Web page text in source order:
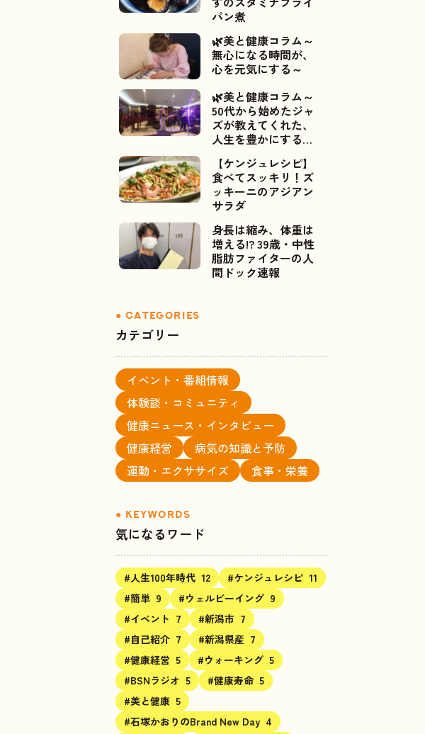
パン煮
🌿美と健康コラム～
無心になる時間が、
心を元気にする～
🌿美と健康コラム～
50代から始めたジャ
ズが教えてくれた、
人生を豊かにするご
【ケンジュレシピ】
食べてスッキリ！ズ
ッキーニのアジアン
サラダ
身長は縮み、体重は
増える!? 39歳・中性
脂肪ファイターの人
間ドック速報
カテゴリー
イベント・番組情報
体験談・コミュニティ
健康ニュース・インタビュー
健康経営
病気の知識と予防
運動・エクササイズ
食事・栄養
気になるワード
#人生100年時代 12 #ケンジュレシピ 11
#簡単 9 #ウェルビーイング 9
#イベント 7 #新潟市 7
#自己紹介 7 #新潟県産 7
#健康経営 5 #ウォーキング 5
#BSNラジオ 5 #健康寿命 5
#美と健康 5
#石塚かおりのBrand New Day 4